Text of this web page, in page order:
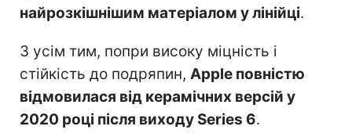
найрозкішнішим матеріалом у лінійці.
З усім тим, попри високу міцність і
стійкість до подряпин, Apple повністю
відмовилася від керамічних версій у
2020 році після виходу Series 6.